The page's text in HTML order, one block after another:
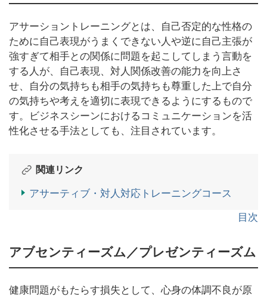
アサーショントレーニングとは、自己否定的な性格の
ために自己表現がうまくできない人や逆に自己主張が
強すぎて相手との関係に問題を起こしてしまう言動を
する人が、自己表現、対人関係改善の能力を向上さ
せ、自分の気持ちも相手の気持ちも尊重した上で自分
の気持ちや考えを適切に表現できるようにするもので
す。ビジネスシーンにおけるコミュニケーションを活
性化させる手法としても、注目されています。
関連リンク
アサーティブ・対人対応トレーニングコース
目次
アブセンティーズム／プレゼンティーズム
健康問題がもたらす損失として、心身の体調不良が原